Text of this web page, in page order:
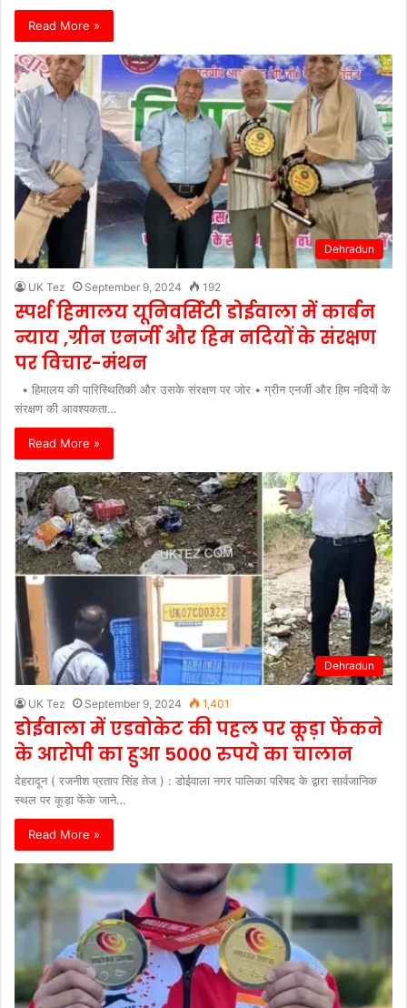
Read More »
Dehradun
UK Tez September 9, 2024 192
स्पर्श हिमालय यूनिवर्सिटी डोईवाला में कार्बन
न्याय ,ग्रीन एनर्जी और हिम नदियों के संरक्षण
पर विचार-मंथन
• हिमालय की पारिस्थितिकी और उसके संरक्षण पर जोर • ग्रीन एनर्जी और हिम नदियों के
संरक्षण की आवश्यकता…
Read More »
Dehradun
UK Tez September 9, 2024 1,401
डोईवाला में एडवोकेट की पहल पर कूड़ा फेंकने
के आरोपी का हुआ 5000 रुपये का चालान
देहरादून ( रजनीश प्रताप सिंह तेज ) : डोईवाला नगर पालिका परिषद के द्वारा सार्वजानिक
स्थल पर कूड़ा फेंके जाने…
Read More »